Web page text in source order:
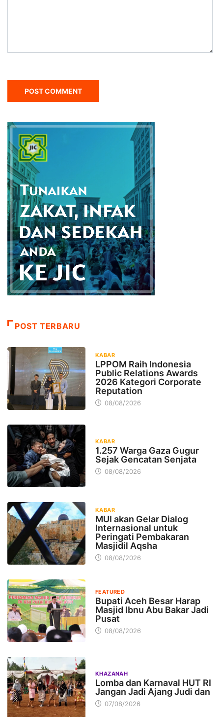
POST TERBARU
KABAR
LPPOM Raih Indonesia
Public Relations Awards
2026 Kategori Corporate
Reputation
08/08/2026
KABAR
1.257 Warga Gaza Gugur
Sejak Gencatan Senjata
08/08/2026
KABAR
MUI akan Gelar Dialog
Internasional untuk
Peringati Pembakaran
Masjidil Aqsha
08/08/2026
FEATURED
Bupati Aceh Besar Harap
Masjid Ibnu Abu Bakar Jadi
Pusat
08/08/2026
KHAZANAH
Lomba dan Karnaval HUT RI
Jangan Jadi Ajang Judi dan
07/08/2026